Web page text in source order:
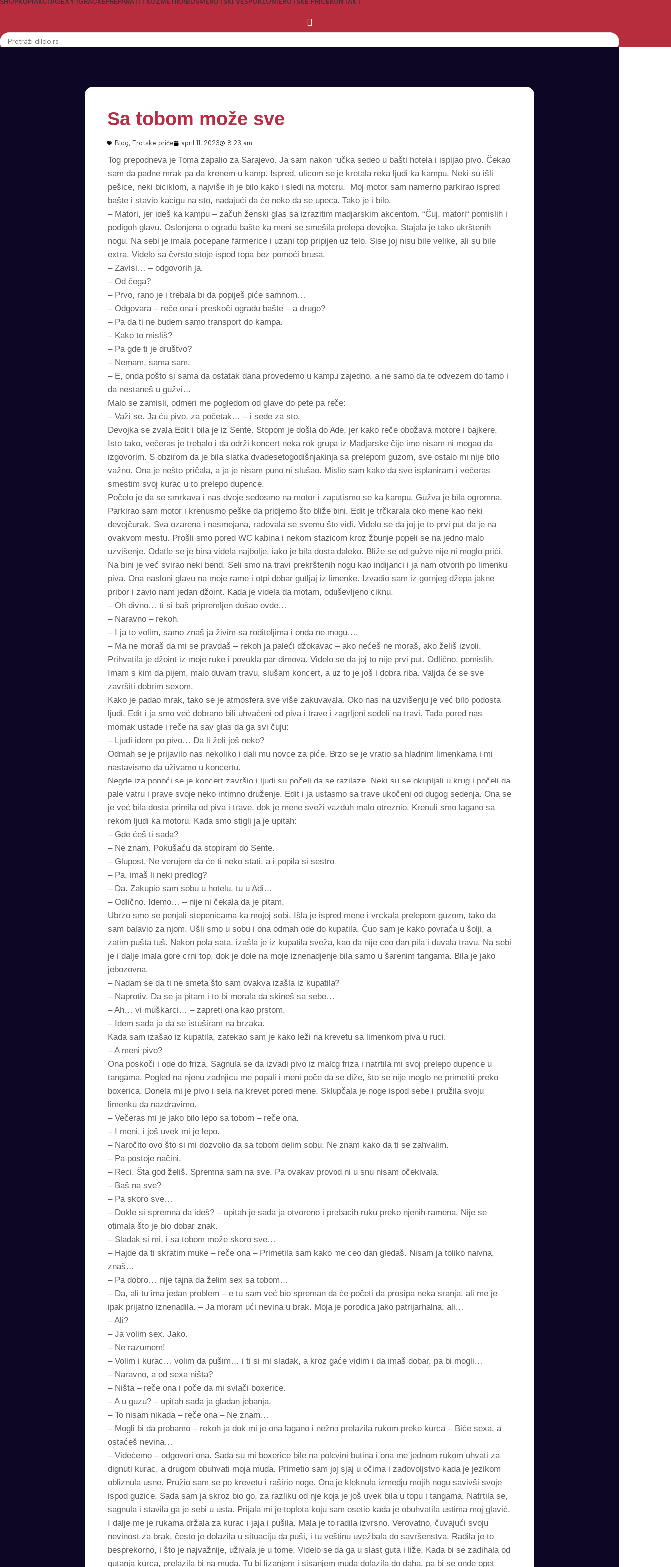
SHOPKUPIAKCIJASEXY IGRAČKEPREPARATI I KOZMETIKABDSMEROTSKI VEŠPOKLONIEROTSKE PRIČEKONTAKT
Sa tobom može sve
Blog, Erotske priče april 11, 2023 8:23 am
Tog prepodneva je Toma zapalio za Sarajevo. Ja sam nakon ručka sedeo u bašti hotela i ispijao pivo. Čekao
sam da padne mrak pa da krenem u kamp. Ispred, ulicom se je kretala reka ljudi ka kampu. Neki su išli
pešice, neki biciklom, a najviše ih je bilo kako i sledi na motoru. Moj motor sam namerno parkirao ispred
bašte i stavio kacigu na sto, nadajući da će neko da se upeca. Tako je i bilo.
– Matori, jer ideš ka kampu – začuh ženski glas sa izrazitim madjarskim akcentom. “Čuj, matori“ pomislih i
podigoh glavu. Oslonjena o ogradu bašte ka meni se smešila prelepa devojka. Stajala je tako ukrštenih
nogu. Na sebi je imala pocepane farmerice i uzani top pripijen uz telo. Sise joj nisu bile velike, ali su bile
extra. Videlo sa čvrsto stoje ispod topa bez pomoći brusa.
– Zavisi… – odgovorih ja.
– Od čega?
– Prvo, rano je i trebala bi da popiješ piće samnom…
– Odgovara – reče ona i preskoči ogradu bašte – a drugo?
– Pa da ti ne budem samo transport do kampa.
– Kako to misliš?
– Pa gde ti je društvo?
– Nemam, sama sam.
– E, onda pošto si sama da ostatak dana provedemo u kampu zajedno, a ne samo da te odvezem do tamo i
da nestaneš u gužvi…
Malo se zamisli, odmeri me pogledom od glave do pete pa reče:
– Važi se. Ja ću pivo, za početak… – i sede za sto.
Devojka se zvala Edit i bila je iz Sente. Stopom je došla do Ade, jer kako reče obožava motore i bajkere.
Isto tako, večeras je trebalo i da održi koncert neka rok grupa iz Madjarske čije ime nisam ni mogao da
izgovorim. S obzirom da je bila slatka dvadesetogodišnjakinja sa prelepom guzom, sve ostalo mi nije bilo
važno. Ona je nešto pričala, a ja je nisam puno ni slušao. Mislio sam kako da sve isplaniram i večeras
smestim svoj kurac u to prelepo dupence.
Počelo je da se smrkava i nas dvoje sedosmo na motor i zaputismo se ka kampu. Gužva je bila ogromna.
Parkirao sam motor i krenusmo peške da pridjemo što bliže bini. Edit je trčkarala oko mene kao neki
devojčurak. Sva ozarena i nasmejana, radovala se svemu što vidi. Videlo se da joj je to prvi put da je na
ovakvom mestu. Prošli smo pored WC kabina i nekom stazicom kroz žbunje popeli se na jedno malo
uzvišenje. Odatle se je bina videla najbolje, iako je bila dosta daleko. Bliže se od gužve nije ni moglo prići.
Na bini je već svirao neki bend. Seli smo na travi prekrštenih nogu kao indijanci i ja nam otvorih po limenku
piva. Ona nasloni glavu na moje rame i otpi dobar gutljaj iz limenke. Izvadio sam iz gornjeg džepa jakne
pribor i zavio nam jedan džoint. Kada je videla da motam, oduševljeno ciknu.
– Oh divno… ti si baš pripremljen došao ovde…
– Naravno – rekoh.
– I ja to volim, samo znaš ja živim sa roditeljima i onda ne mogu….
– Ma ne moraš da mi se pravdaš – rekoh ja paleći džokavac – ako nećeš ne moraš, ako želiš izvoli.
Prihvatila je džoint iz moje ruke i povukla par dimova. Videlo se da joj to nije prvi put. Odlično, pomislih.
Imam s kim da pijem, malo duvam travu, slušam koncert, a uz to je još i dobra riba. Valjda će se sve
završiti dobrim sexom.
Kako je padao mrak, tako se je atmosfera sve više zakuvavala. Oko nas na uzvišenju je već bilo podosta
ljudi. Edit i ja smo već dobrano bili uhvaćeni od piva i trave i zagrljeni sedeli na travi. Tada pored nas
momak ustade i reče na sav glas da ga svi čuju:
– Ljudi idem po pivo… Da li želi još neko?
Odmah se je prijavilo nas nekoliko i dali mu novce za piće. Brzo se je vratio sa hladnim limenkama i mi
nastavismo da uživamo u koncertu.
Negde iza ponoći se je koncert završio i ljudi su počeli da se razilaze. Neki su se okupljali u krug i počeli da
pale vatru i prave svoje neko intimno druženje. Edit i ja ustasmo sa trave ukočeni od dugog sedenja. Ona se
je već bila dosta primila od piva i trave, dok je mene sveži vazduh malo otreznio. Krenuli smo lagano sa
rekom ljudi ka motoru. Kada smo stigli ja je upitah:
– Gde ćeš ti sada?
– Ne znam. Pokušaću da stopiram do Sente.
– Glupost. Ne verujem da će ti neko stati, a i popila si sestro.
– Pa, imaš li neki predlog?
– Da. Zakupio sam sobu u hotelu, tu u Adi…
– Odlično. Idemo… – nije ni čekala da je pitam.
Ubrzo smo se penjali stepenicama ka mojoj sobi. Išla je ispred mene i vrckala prelepom guzom, tako da
sam balavio za njom. Ušli smo u sobu i ona odmah ode do kupatila. Čuo sam je kako povraća u šolji, a
zatim pušta tuš. Nakon pola sata, izašla je iz kupatila sveža, kao da nije ceo dan pila i duvala travu. Na sebi
je i dalje imala gore crni top, dok je dole na moje iznenadjenje bila samo u šarenim tangama. Bila je jako
jebozovna.
– Nadam se da ti ne smeta što sam ovakva izašla iz kupatila?
– Naprotiv. Da se ja pitam i to bi morala da skineš sa sebe…
– Ah… vi muškarci… – zapreti ona kao prstom.
– Idem sada ja da se istuširam na brzaka.
Kada sam izašao iz kupatila, zatekao sam je kako leži na krevetu sa limenkom piva u ruci.
– A meni pivo?
Ona poskoči i ode do friza. Sagnula se da izvadi pivo iz malog friza i natrtila mi svoj prelepo dupence u
tangama. Pogled na njenu zadnjicu me popali i meni poče da se diže, što se nije moglo ne primetiti preko
boxerica. Donela mi je pivo i sela na krevet pored mene. Sklupčala je noge ispod sebe i pružila svoju
limenku da nazdravimo.
– Večeras mi je jako bilo lepo sa tobom – reče ona.
– I meni, i još uvek mi je lepo.
– Naročito ovo što si mi dozvolio da sa tobom delim sobu. Ne znam kako da ti se zahvalim.
– Pa postoje načini.
– Reci. Šta god želiš. Spremna sam na sve. Pa ovakav provod ni u snu nisam očekivala.
– Baš na sve?
– Pa skoro sve…
– Dokle si spremna da ideš? – upitah je sada ja otvoreno i prebacih ruku preko njenih ramena. Nije se
otimala što je bio dobar znak.
– Sladak si mi, i sa tobom može skoro sve…
– Hajde da ti skratim muke – reče ona – Primetila sam kako me ceo dan gledaš. Nisam ja toliko naivna,
znaš…
– Pa dobro… nije tajna da želim sex sa tobom…
– Da, ali tu ima jedan problem – e tu sam već bio spreman da će početi da prosipa neka sranja, ali me je
ipak prijatno iznenadila. – Ja moram ući nevina u brak. Moja je porodica jako patrijarhalna, ali…
– Ali?
– Ja volim sex. Jako.
– Ne razumem!
– Volim i kurac… volim da pušim… i ti si mi sladak, a kroz gaće vidim i da imaš dobar, pa bi mogli…
– Naravno, a od sexa ništa?
– Ništa – reče ona i poče da mi svlači boxerice.
– A u guzu? – upitah sada ja gladan jebanja.
– To nisam nikada – reče ona – Ne znam…
– Mogli bi da probamo – rekoh ja dok mi je ona lagano i nežno prelazila rukom preko kurca – Biće sexa, a
ostaćeš nevina…
– Videćemo – odgovori ona. Sada su mi boxerice bile na polovini butina i ona me jednom rukom uhvati za
dignuti kurac, a drugom obuhvati moja muda. Primetio sam joj sjaj u očima i zadovoljstvo kada je jezikom
obliznula usne. Pružio sam se po krevetu i raširio noge. Ona je kleknula izmedju mojih nogu savivši svoje
ispod guzice. Sada sam ja skroz bio go, za razliku od nje koja je još uvek bila u topu i tangama. Natrtila se,
sagnula i stavila ga je sebi u usta. Prijala mi je toplota koju sam osetio kada je obuhvatila ustima moj glavić.
I dalje me je rukama držala za kurac i jaja i pušila. Mala je to radila izvrsno. Verovatno, čuvajući svoju
nevinost za brak, često je dolazila u situaciju da puši, i tu veštinu uvežbala do savršenstva. Radila je to
besprekorno, i što je najvažnije, uživala je u tome. Videlo se da ga u slast guta i liže. Kada bi se zadihala od
gutanja kurca, prelazila bi na muda. Tu bi lizanjem i sisanjem muda dolazila do daha, pa bi se onde opet